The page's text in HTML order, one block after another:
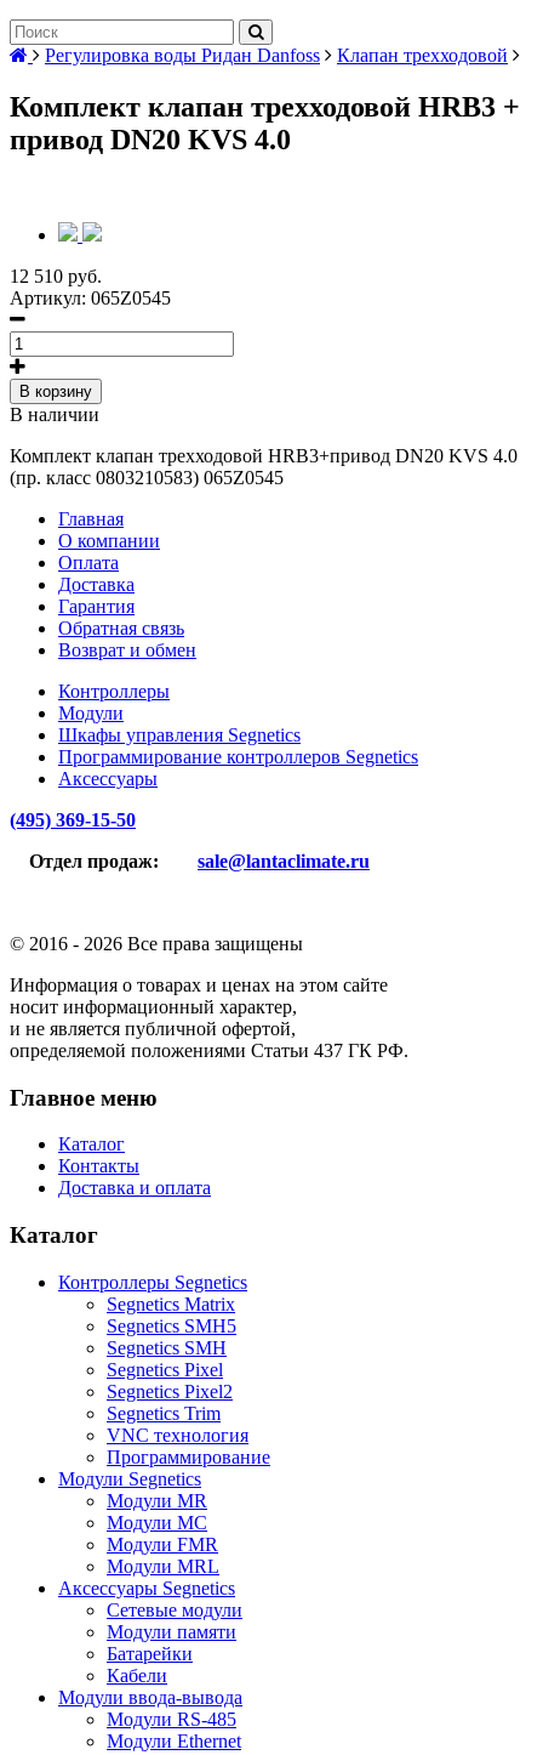
Регулировка воды Ридан Danfoss Клапан трехходовой
Комплект клапан трехходовой HRB3 +
привод DN20 KVS 4.0
12 510 руб.
Артикул: 065Z0545
В корзину
В наличии
Комплект клапан трехходовой HRB3+привод DN20 KVS 4.0
(пр. класс 0803210583) 065Z0545
Главная
О компании
Оплата
Доставка
Гарантия
Обратная связь
Возврат и обмен
Контроллеры
Модули
Шкафы управления Segnetics
Программирование контроллеров Segnetics
Аксессуары
(495) 369-15-50
Отдел продаж: sale@lantaclimate.ru
© 2016 - 2026 Все права защищены
Информация о товарах и ценах на этом сайте
носит информационный характер,
и не является публичной офертой,
определяемой положениями Статьи 437 ГК РФ.
Главное меню
Каталог
Контакты
Доставка и оплата
Каталог
Контроллеры Segnetics
Segnetics Matrix
Segnetics SMH5
Segnetics SMH
Segnetics Pixel
Segnetics Pixel2
Segnetics Trim
VNC технология
Программирование
Модули Segnetics
Модули MR
Модули MC
Модули FMR
Модули MRL
Аксессуары Segnetics
Сетевые модули
Модули памяти
Батарейки
Кабели
Модули ввода-вывода
Модули RS-485
Модули Ethernet